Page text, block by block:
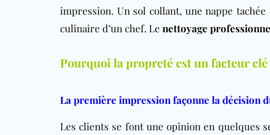
impression. Un sol collant, une nappe
culinaire d’un chef. Le nettoyage
Pourquoi la propreté est un facteur
La première impression façonne la décision
Les clients se font une opinion en quelques